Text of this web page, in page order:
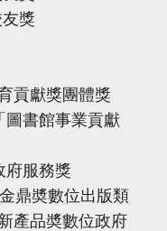
獎
貢獻獎團體獎
圖書館事業貢獻
府服務獎
鼎奬數位出版類
產品奬數位政府